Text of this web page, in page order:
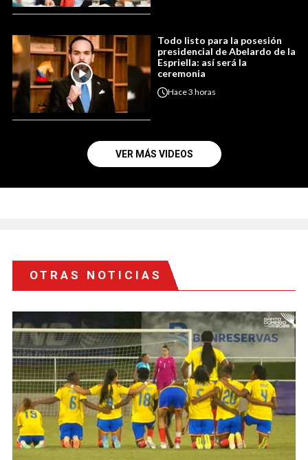
Todo listo para la posesión
presidencial de Abelardo de la
Espriella: así será la
ceremonia
Hace3 horas
VER MÁS VIDEOS
OTRAS NOTICIAS